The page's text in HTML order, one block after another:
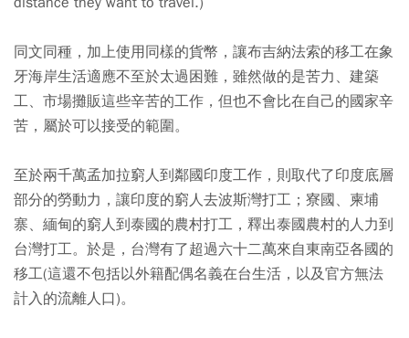
同文同種，加上使用同樣的貨幣，讓布吉納法索的移工在象
牙海岸生活適應不至於太過困難，雖然做的是苦力、建築
工、市場攤販這些辛苦的工作，但也不會比在自己的國家辛
苦，屬於可以接受的範圍。
至於兩千萬孟加拉窮人到鄰國印度工作，則取代了印度底層
部分的勞動力，讓印度的窮人去波斯灣打工；寮國、柬埔
寨、緬甸的窮人到泰國的農村打工，釋出泰國農村的人力到
台灣打工。於是，台灣有了超過六十二萬來自東南亞各國的
移工(這還不包括以外籍配偶名義在台生活，以及官方無法
計入的流離人口)。